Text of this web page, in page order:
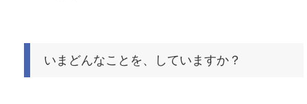
いまどんなことを、していますか？